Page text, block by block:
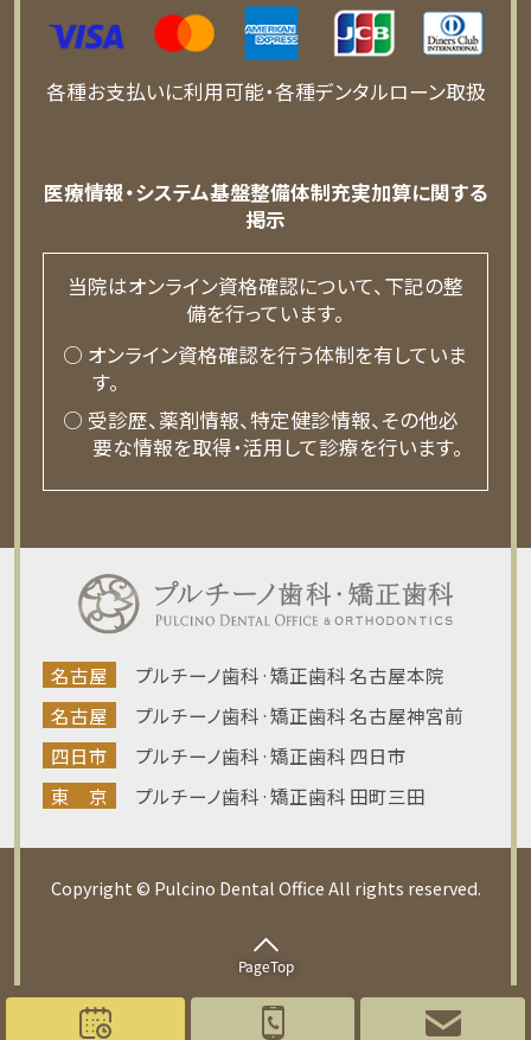
各種お支払いに利用可能・各種デンタルローン取扱
医療情報・システム基盤整備体制充実加算に関する
掲示
当院はオンライン資格確認について、下記の整
備を行っています。
○ オンライン資格確認を行う体制を有していま
す。
○ 受診歴、薬剤情報、特定健診情報、その他必
要な情報を取得・活用して診療を行います。
名古屋
プルチーノ歯科·矯正歯科 名古屋本院
名古屋
プルチーノ歯科·矯正歯科 名古屋神宮前
四日市
プルチーノ歯科·矯正歯科 四日市
東 京
プルチーノ歯科·矯正歯科 田町三田
Copyright © Pulcino Dental Office All rights reserved.